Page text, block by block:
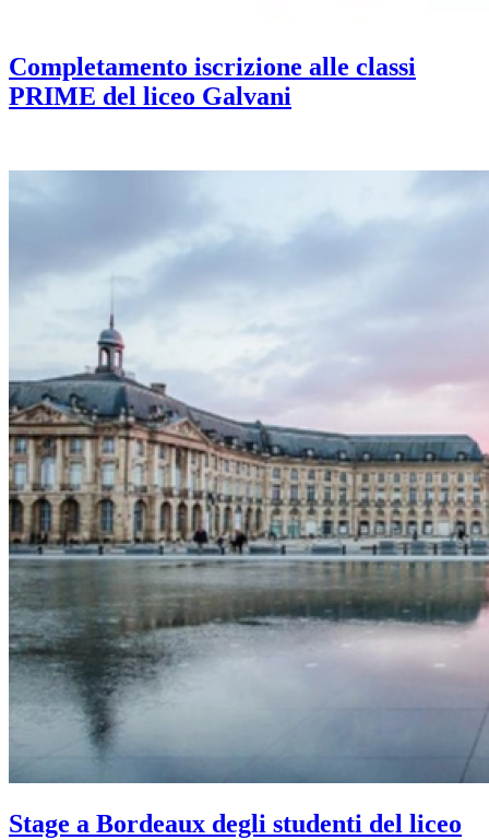
Completamento iscrizione alle classi
PRIME del liceo Galvani
Stage a Bordeaux degli studenti del liceo